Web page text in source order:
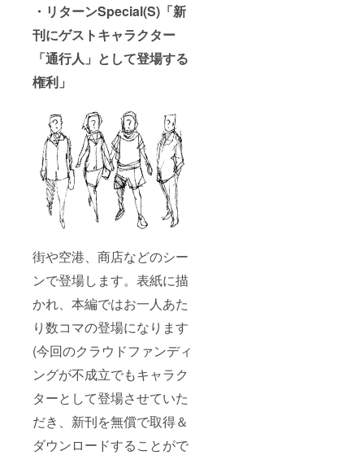
・リターンSpecial(S)「新
刊にゲストキャラクター
「通行人」として登場する
権利」
街や空港、商店などのシー
ンで登場します。表紙に描
かれ、本編ではお一人あた
り数コマの登場になります
(今回のクラウドファンディ
ングが不成立でもキャラク
ターとして登場させていた
だき、新刊を無償で取得＆
ダウンロードすることがで